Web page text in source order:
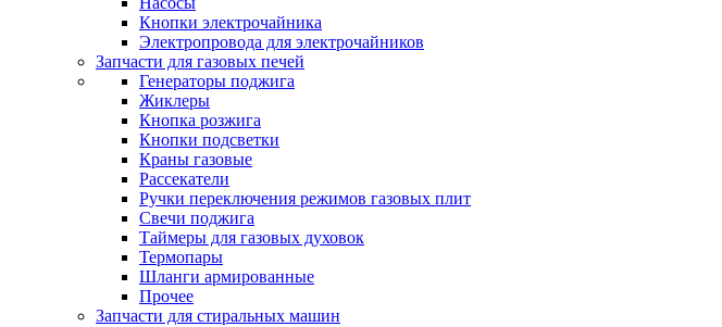
Кнопки электрочайника
Электропровода для электрочайников
Запчасти для газовых печей
Генераторы поджига
Жиклеры
Кнопка розжига
Кнопки подсветки
Краны газовые
Рассекатели
Ручки переключения режимов газовых плит
Свечи поджига
Таймеры для газовых духовок
Термопары
Шланги армированные
Прочее
Запчасти для стиральных машин